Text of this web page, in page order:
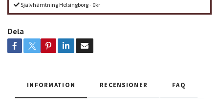
Självhämtning Helsingborg - 0kr
Dela
INFORMATION RECENSIONER FAQ